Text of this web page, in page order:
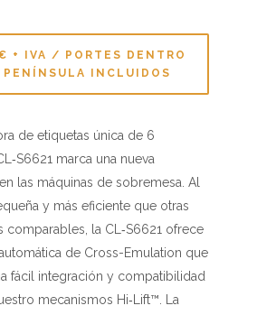
IVA / PORTES DENTRO
PENÍNSULA INCLUIDOS
de etiquetas única de 6
marca una nueva
las máquinas de sobremesa. Al
y más eficiente que otras
comparables, la CL‑S6621 ofrece
de Cross-Emulation que
fácil integración y compatibilidad
mecanismos Hi‑Lift™. La